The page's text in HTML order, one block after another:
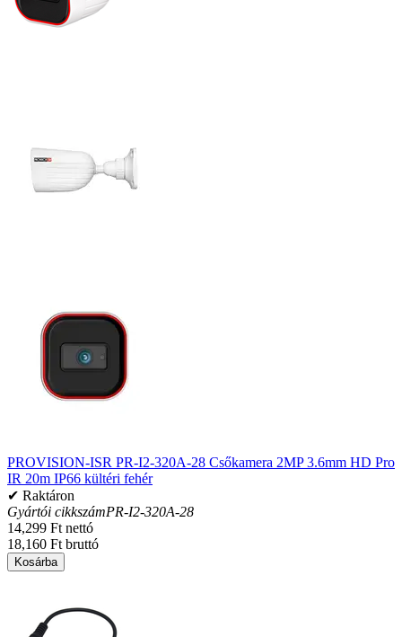
PROVISION-ISR PR-I2-320A-28 Csőkamera 2MP 3.6mm HD Pro
IR 20m IP66 kültéri fehér
✔ Raktáron
Gyártói cikkszámPR-I2-320A-28
14,299 Ft nettó
18,160 Ft bruttó
Kosárba